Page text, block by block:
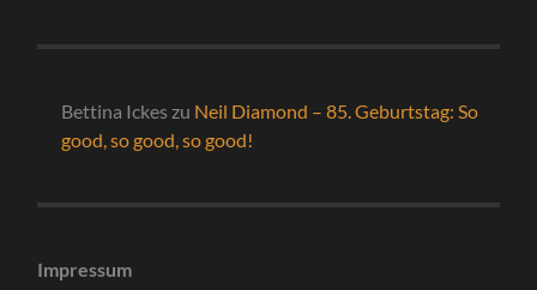
Bettina Ickes zu Neil Diamond – 85. Geburtstag: So
good, so good, so good!
Impressum